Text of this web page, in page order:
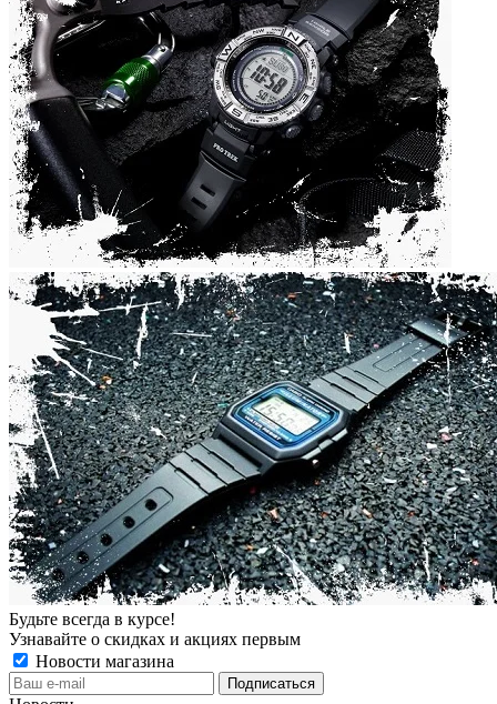
Будьте всегда в курсе!
Узнавайте о скидках и акциях первым
Новости магазина